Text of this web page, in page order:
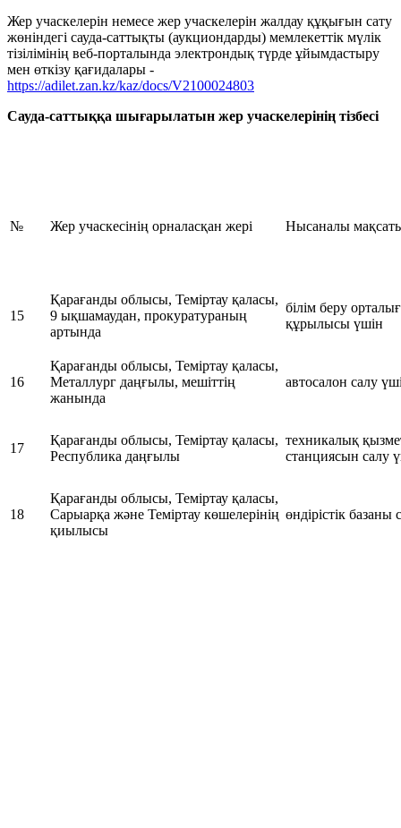
Жер учаскелерін немесе жер учаскелерін жалдау құқығын сату
жөніндегі сауда-саттықты (аукциондарды) мемлекеттік мүлік
тізілімінің веб-порталында электрондық түрде ұйымдастыру
мен өткізу қағидалары -
https://adilet.zan.kz/kaz/docs/V2100024803
Сауда-саттыққа шығарылатын жер учаскелерінің тізбесі
№ Жер учаскесінің орналасқан жері Нысаналы
15
Қарағанды облысы, Теміртау қаласы,
9 ықшамаудан, прокуратураның
артында
білім беру
құрылысы үшін
16
Қарағанды облысы, Теміртау қаласы,
Металлург даңғылы, мешіттің
жанында
автосалон салу
17
Қарағанды облысы, Теміртау қаласы,
Республика даңғылы
техникалық
станциясын салу
18
Қарағанды облысы, Теміртау қаласы,
Сарыарқа және Теміртау көшелерінің
қиылысы
өндірістік базаны